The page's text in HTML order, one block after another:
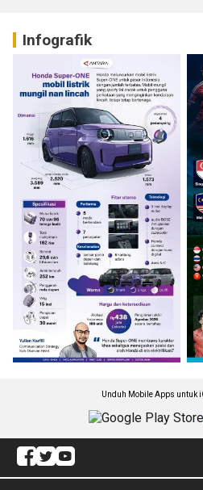
Infografik
Unduh Mobile Apps untuk